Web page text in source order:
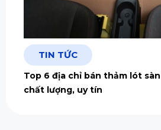
TIN TỨC
Top 6 địa chỉ bán thảm lót
chất lượng, uy tín